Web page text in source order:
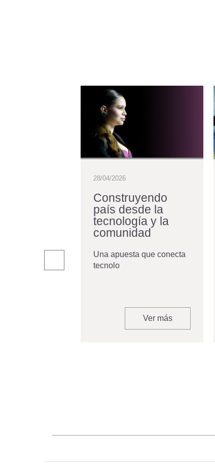
28/04/2026
Construyendo
país desde la
tecnología y la
comunidad
Una apuesta que conecta
tecnolo
Ver más